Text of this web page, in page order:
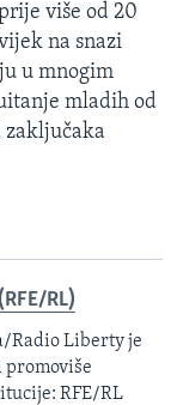
više od 20
na snazi
u mnogim
mladih od
zaključaka
RL)
Radio Liberty je
RFE/RL